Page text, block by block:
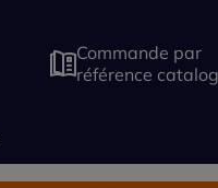
Commande par
référence